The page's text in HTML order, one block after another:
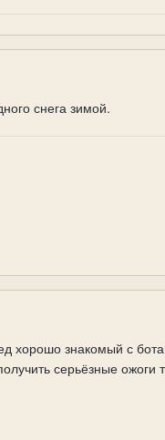
снега зимой.
хорошо знакомый с
серьёзные